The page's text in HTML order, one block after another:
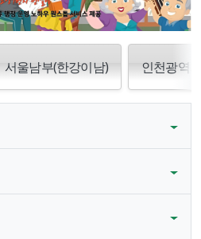
서울남부(한강이남) 인천광역시